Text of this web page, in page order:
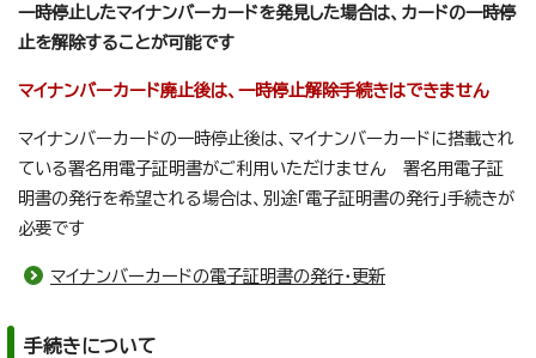
一時停止したマイナンバーカードを発見した場合は、カードの一時停
止を解除することが可能です
マイナンバーカード廃止後は、一時停止解除手続きはできません
マイナンバーカードの一時停止後は、マイナンバーカードに搭載され
ている署名用電子証明書がご利用いただけません 署名用電子証
明書の発行を希望される場合は、別途「電子証明書の発行」手続きが
必要です
マイナンバーカードの電子証明書の発行・更新
手続きについて